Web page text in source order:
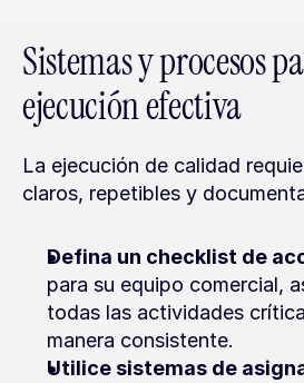
Sistemas y procesos
ejecución efectiva
La ejecución de calidad
claros, repetibles y
Defina un checklist de
para su equipo comercial,
todas las actividades
manera consistente.
Utilice sistemas de